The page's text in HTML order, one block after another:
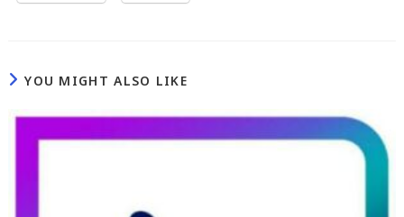
YOU MIGHT ALSO LIKE